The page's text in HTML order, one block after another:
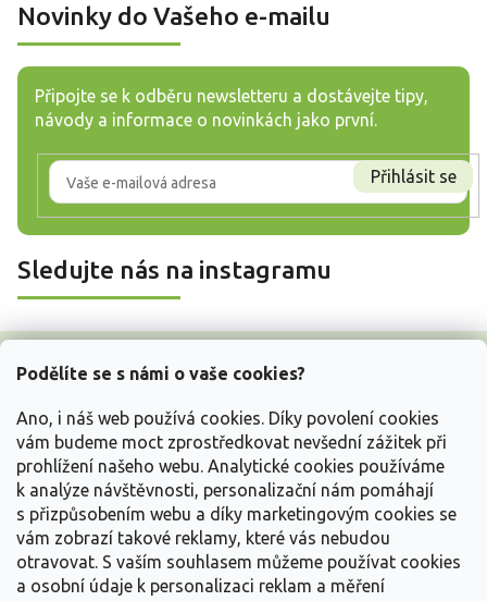
Podělíte se s námi o vaše cookies?
Ano, i náš web používá cookies. Díky povolení cookies
vám budeme moct zprostředkovat nevšední zážitek při
prohlížení našeho webu. Analytické cookies používáme
k analýze návštěvnosti, personalizační nám pomáhají
s přizpůsobením webu a díky marketingovým cookies se
vám zobrazí takové reklamy, které vás nebudou
otravovat. S vaším souhlasem můžeme používat cookies
a osobní údaje k personalizaci reklam a měření
Novinky do Vašeho e-mailu
Připojte se k odběru newsletteru a dostávejte tipy,
návody a informace o novinkách jako první.
Přihlásit se
Sledujte nás na instagramu
Z
Vše o nákupu
Informace pro Vás